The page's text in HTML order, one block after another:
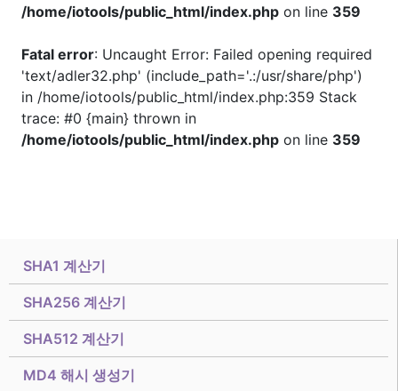
SHA1 계산기
SHA256 계산기
SHA512 계산기
MD4 해시 생성기
/home/iotools/public_html/index.php on line 359
Fatal error: Uncaught Error: Failed opening required
'text/adler32.php' (include_path='.:/usr/share/php')
in /home/iotools/public_html/index.php:359 Stack
trace: #0 {main} thrown in
/home/iotools/public_html/index.php on line 359